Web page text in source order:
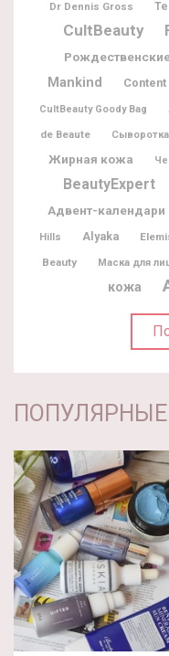
Dr Dennis Gross
CultBeauty
Mankind Content
CultBeauty Goody Bag
de Beaute
Жирная кожа
BeautyExpert
Адвент-календари
Hills Alyaka
Beauty
Маска для
кожа